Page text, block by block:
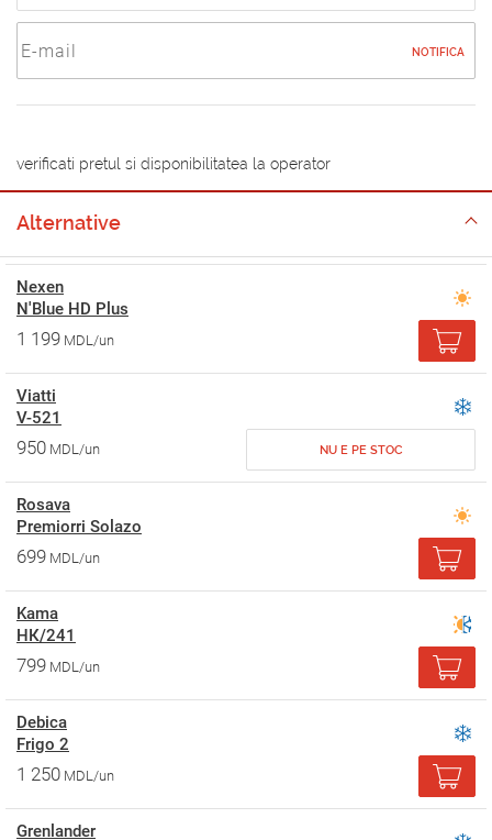
NOTIFICA
verificati pretul si disponibilitatea la operator
Alternative
Nexen
N'Blue HD Plus
1 199 MDL/un
Viatti
V-521
950 MDL/un NU E PE STOC
Rosava
Premiorri Solazo
699 MDL/un
Kama
НК/241
799 MDL/un
Debica
Frigo 2
1 250 MDL/un
Grenlander